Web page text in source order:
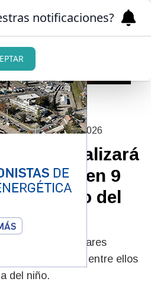
JUNIO | 18/05/2026
se realizará
ocular en 9
del inicio del
diversos lugares
investigados, entre ellos
del niño.
notificaciones?